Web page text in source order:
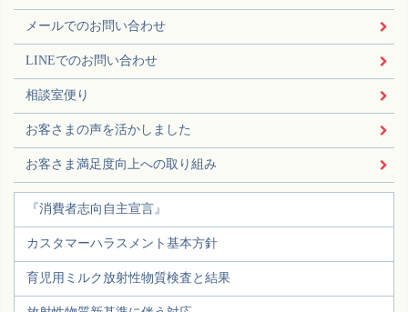
メールでのお問い合わせ
LINEでのお問い合わせ
相談室便り
お客さまの声を活かしました
お客さま満足度向上への取り組み
『消費者志向自主宣言』
カスタマーハラスメント基本方針
育児用ミルク放射性物質検査と結果